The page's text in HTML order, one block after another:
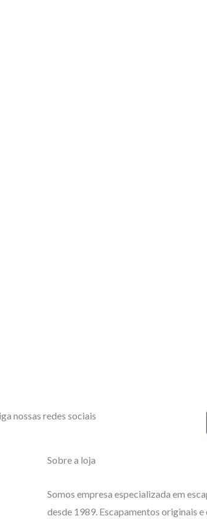
nossas redes sociais
Sobre a loja
Somos empresa especializada em
desde 1989. Escapamentos originais